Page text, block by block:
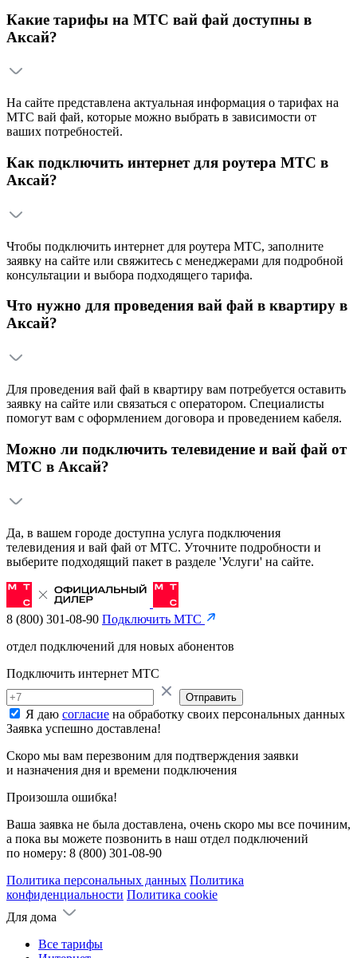
Какие тарифы на МТС вай фай доступны в
Аксай?
На сайте представлена актуальная информация о тарифах на
МТС вай фай, которые можно выбрать в зависимости от
ваших потребностей.
Как подключить интернет для роутера МТС в
Аксай?
Чтобы подключить интернет для роутера МТС, заполните
заявку на сайте или свяжитесь с менеджерами для подробной
консультации и выбора подходящего тарифа.
Что нужно для проведения вай фай в квартиру в
Аксай?
Для проведения вай фай в квартиру вам потребуется оставить
заявку на сайте или связаться с оператором. Специалисты
помогут вам с оформлением договора и проведением кабеля.
Можно ли подключить телевидение и вай фай от
МТС в Аксай?
Да, в вашем городе доступна услуга подключения
телевидения и вай фай от МТС. Уточните подробности и
выберите подходящий пакет в разделе 'Услуги' на сайте.
8 (800) 301-08-90 Подключить МТС
отдел подключений для новых абонентов
Подключить интернет МТС
Отправить
Я даю согласие на обработку своих персональных данных
Заявка успешно доставлена!
Скоро мы вам перезвоним для подтверждения заявки
и назначения дня и времени подключения
Произошла ошибка!
Ваша заявка не была доставлена, очень скоро мы все починим,
а пока вы можете позвонить в наш отдел подключений
по номеру: 8 (800) 301-08-90
Политика персональных данных Политика
конфиденциальности Политика cookie
Для дома
Все тарифы